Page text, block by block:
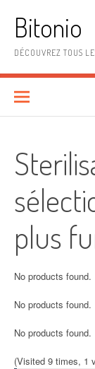
contenuBitonio
DÉCOUVREZ TOUS
plus
No products found.
No products found.
No products found.
(Visited 9 times, 1